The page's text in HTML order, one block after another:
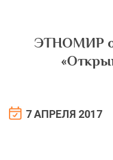
ЭТНОМИР
7 АПРЕЛЯ 2017